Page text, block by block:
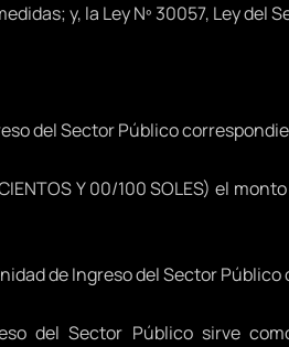
y, la Ley Nº 30057, Ley del
del Sector Público
Y 00/100 SOLES) el
de Ingreso del Sector
del Sector Público sirve